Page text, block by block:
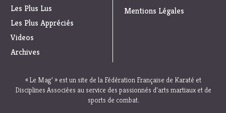
Les Plus Lus
Les Plus Appréciés
Videos
Archives
Mentions Légales
« Le Mag’ » est un site de la Fédération Française de Karaté et
Disciplines Associées au service des passionnés d’arts martiaux et de
sports de combat.